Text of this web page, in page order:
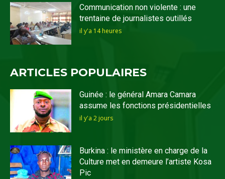
Communication non violente : une
trentaine de journalistes outillés
il y'a 14 heures
ARTICLES POPULAIRES
Guinée : le général Amara Camara
assume les fonctions présidentielles
il y'a 2 jours
Burkina : le ministère en charge de la
Culture met en demeure l’artiste Kosa
Pic